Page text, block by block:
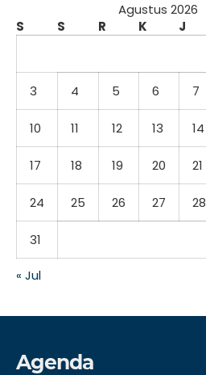
Agustus 2026
S
S R K J
3 4 5 6 7
10 11 12 13 14
17 18 19 20 21
24 25 26 27 28
31
« Jul
Agenda